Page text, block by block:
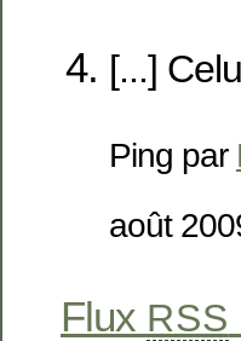
[...]
Ping par
août
Flux RSS